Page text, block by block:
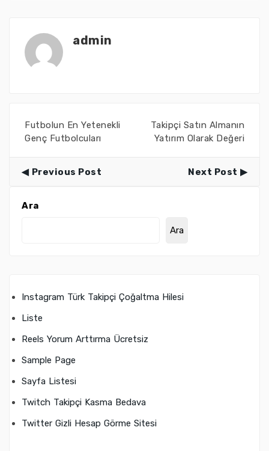
admin
Futbolun En Yetenekli
Genç Futbolcuları
Takipçi Satın Almanın
Yatırım Olarak Değeri
Previous Post Next Post
Ara
Ara
Instagram Türk Takipçi Çoğaltma Hilesi
Liste
Reels Yorum Arttırma Ücretsiz
Sample Page
Sayfa Listesi
Twitch Takipçi Kasma Bedava
Twitter Gizli Hesap Görme Sitesi